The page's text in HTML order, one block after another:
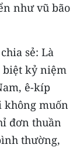
như vũ bão
sẻ: Là
biệt kỷ niệm
ê-kíp
không muốn
đơn thuần
thường,